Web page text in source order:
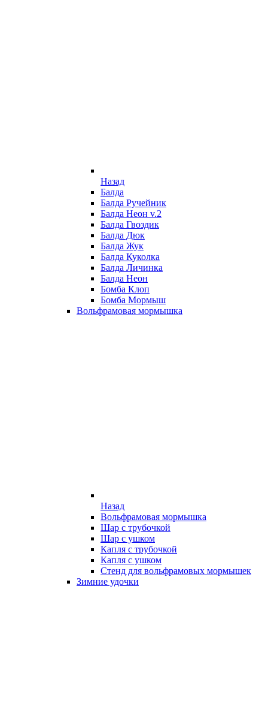
Назад
Балда
Балда Ручейник
Балда Неон v.2
Балда Гвоздик
Балда Дюк
Балда Жук
Балда Куколка
Балда Личинка
Балда Неон
Бомба Клоп
Бомба Мормыш
Вольфрамовая мормышка
Назад
Вольфрамовая мормышка
Шар с трубочкой
Шар с ушком
Капля с трубочкой
Капля с ушком
Стенд для вольфрамовых мормышек
Зимние удочки